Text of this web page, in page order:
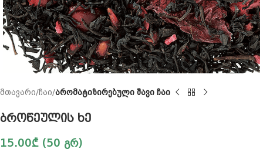
მთავარი ჩაი არომატიზირებული შავი ჩაი
ბროწეულის ხე
15.00₾ (50 გრ)